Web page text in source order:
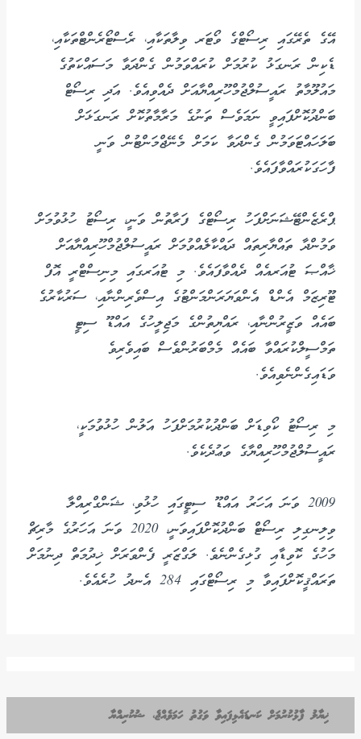
އޭގެ ތެރޭގައި ރިސޯޓްގެ ވޯޓަރ ވިލާތަކާއި، ރެސްޓޯރެންޓްތަކާއި،
ޑެކިން ރަނގަޅު ކުރުމަށް ކުރައްވަމުން ގެންދަވާ މަސައްކަތުގެ
މައުލޫމާތު ރައީސުލްޖުމްހޫރިއްޔާއަށް ދެއްވިއެވެ. އަދި ރިސޯޓް
ބަންދުކޮށްފައިވީ ނަމަވެސް ތަނުގެ މަރާމާތުކޮށް ރަނގަޅަށް
ބަލަހައްޓަވަމުން ގެންދަވާ ކަމަށް މެނޭޖްމަންޓުން ވަނީ
ފާހަގަކުރައްވާފައެވެ.
ޕްރެޒެންޓޭޝަނަށްފަހު ރިސޯޓްގެ ފަރާތުން ވަނީ، ރިސޯޓު ހުޅުވުމަށް
ވަމުންދާ ތައްޔާރިތައް ދައްކާލެއްވުމަށް ރައީސުލްޖުމްހޫރިއްޔާއަށް
ޚާއްޞަ ޓުއަރއެއް ދެއްވާފައެވެ. މި ޓުއަރގައި މިނިސްޓްރީ އޮފް
ޓޫރިޒަމް އެންޑް އެންވަޔަރަންމަންޓުގެ އިސްވެރިންނާއި، ސަރުކާރުގެ
ބައެއް ވަޒީރުންނާއި، ރައްޔިތުންގެ މަޖިލީހުގެ އައްޑޫ ސިޓީ
ތަމްސީލްކުރައްވާ ބައެއް މެމްބަރުންވެސް ބައިވެރިވެ
ވަޑައިގެންނެވިއެވެ.
މި ރިސޯޓު ކޯވިޑަށް ބަންދުކުރުމަށްފަހު އަލުން ހުޅުވުމަކީ،
ރައީސުލްޖުމްހޫރިއްޔާގެ ވަޢުދެކެވެ.
2009 ވަނަ އަހަރު އައްޑޫ ސިޓީގައި ހުޅުވި، ޝަންގްރިއްލާ
ވިލިނގިލި ރިސޯޓް ބަންދުކޮށްފައިވަނީ، 2020 ވަނަ އަހަރުގެ މާރިޗް
މަހުގެ ކޮވިޑާއި ގުޅިގެންނެވެ. ލަގްޒަރީ ފެންވަރަށް ޚިދުމަތް ދިނުމަށް
ތަރައްޤީކޮށްފައިވާ މި ރިސޯޓްގައި 284 އެނދު ހުރެއެވެ.
ޚިޔާލު ފާޅުކުރުމަށް ކަނޑައެޅިފައިވާ ވަގުތު ހަމަވެއްޖެ، ޝުކުރިއްޔާ